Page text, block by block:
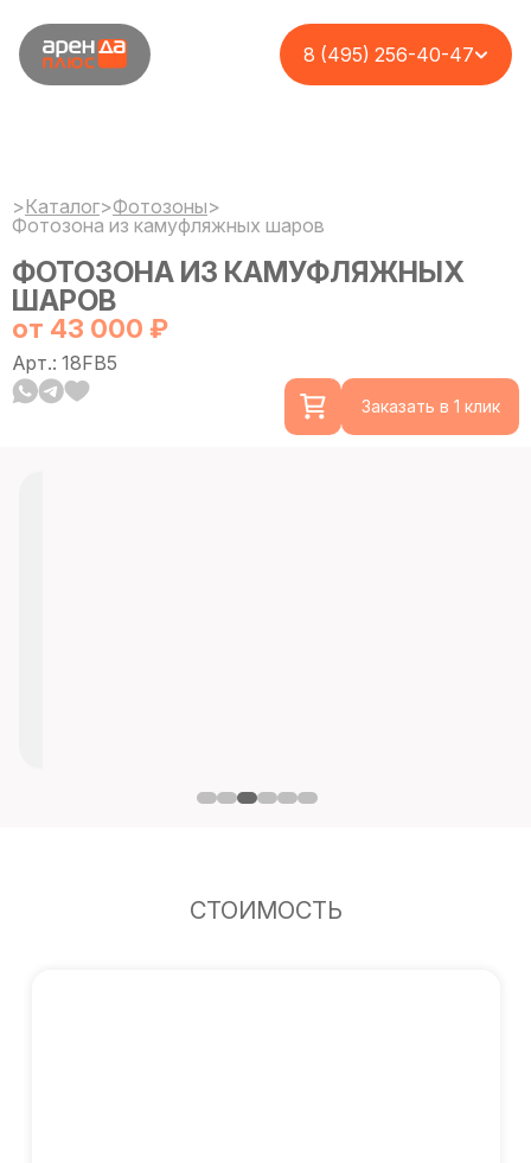
8 (495) 256-40-47
>Каталог>Фотозоны>
Фотозона из камуфляжных шаров
ФОТОЗОНА ИЗ КАМУФЛЯЖНЫХ
ШАРОВ
от 43 000 ₽
Арт.: 18FB5
Заказать в 1 клик
СТОИМОСТЬ